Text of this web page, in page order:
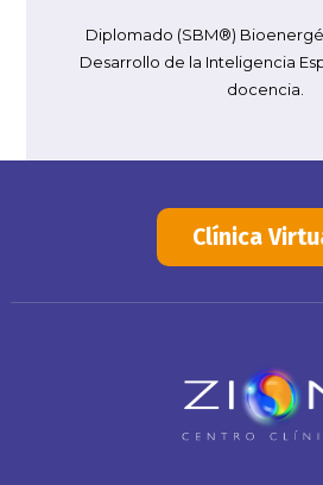
Diplomado (SBM®)
Desarrollo de la Inteligencia
docencia.
Clínica